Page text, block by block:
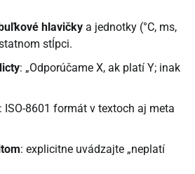
hlavičky a jednotky (°C, ms,
stĺpci.
: „Odporúčame X, ak platí Y; inak
: ISO-8601 formát v textoch aj meta
: explicitne uvádzajte „neplatí